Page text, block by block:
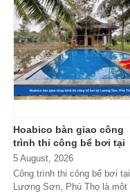
Hoabico bàn giao công
trình thi công bể bơi tại
Lương Sơn, Phú Thọ
5 August, 2026
Công trình thi công bể bơi tại
Lương Sơn, Phú Thọ là một